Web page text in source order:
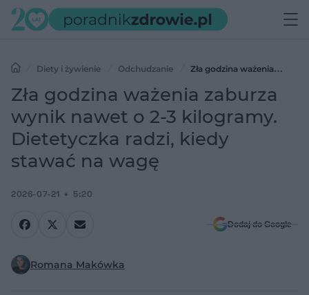
Diety i żywienie Odchudzanie
Zła godzina ważenia
zaburza wynik nawet o 2-3 kilogramy. Dietetyczka radzi, kiedy
stawać na wagę
Zła godzina ważenia zaburza
wynik nawet o 2-3 kilogramy.
Dietetyczka radzi, kiedy
stawać na wagę
2026-07-21 5:20
Dodaj do Google
Romana Makówka